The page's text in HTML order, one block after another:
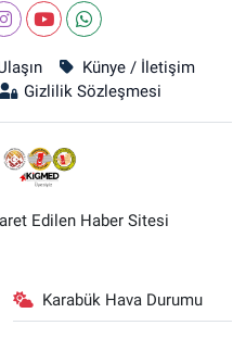
Künye / İletişim
Gizlilik Sözleşmesi
Edilen Haber Sitesi
Karabük Hava Durumu